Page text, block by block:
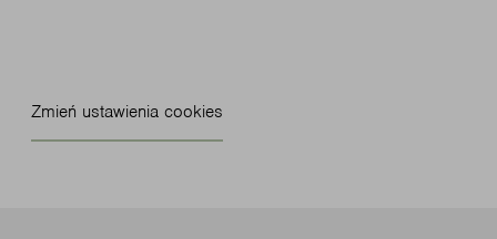
Zmień ustawienia cookies